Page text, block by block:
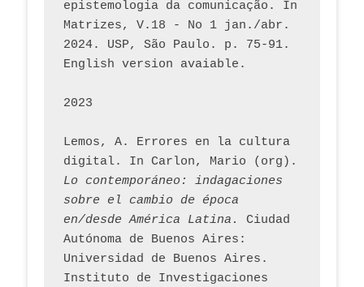
epistemologia da comunicação. In
Matrizes, V.18 - No 1 jan./abr.
2024. USP, São Paulo. p. 75-91.
English version avaiable.
2023
Lemos, A. Errores en la cultura
Lo contemporáneo: indagaciones
sobre el cambio de época
en/desde América Latina.
Ciudad
Autónoma de Buenos Aires:
Universidad de Buenos Aires.
Instituto de Investigaciones